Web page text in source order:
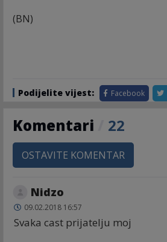
(BN)
Podijelite vijest: Facebook
Komentari 22
OSTAVITE KOMENTAR
Nidzo
09.02.2018 16:57
Svaka cast prijatelju moj